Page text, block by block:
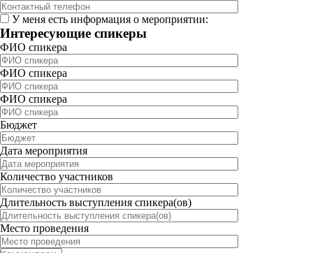
У меня есть информация о мероприятии:
Интересующие спикеры
ФИО спикера
ФИО спикера
ФИО спикера
Бюджет
Дата мероприятия
Количество участников
Длительность выступления спикера(ов)
Место проведения